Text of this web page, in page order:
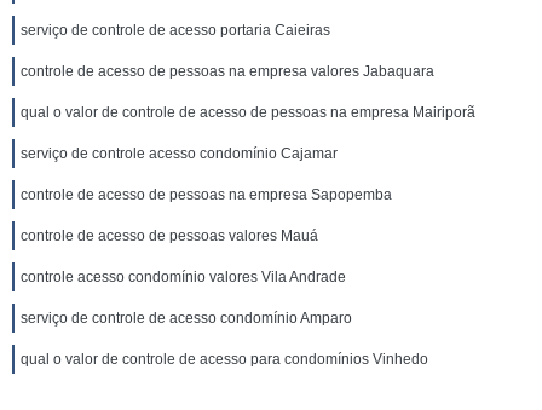
serviço de controle de acesso portaria Caieiras
controle de acesso de pessoas na empresa valores Jabaquara
qual o valor de controle de acesso de pessoas na empresa Mairiporã
serviço de controle acesso condomínio Cajamar
controle de acesso de pessoas na empresa Sapopemba
controle de acesso de pessoas valores Mauá
controle acesso condomínio valores Vila Andrade
serviço de controle de acesso condomínio Amparo
qual o valor de controle de acesso para condomínios Vinhedo